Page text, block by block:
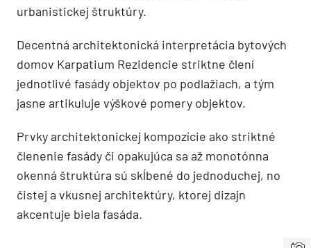
urbanistickej štruktúry.
Decentná architektonická interpretácia bytových
domov Karpatium Rezidencie striktne člení
jednotlivé fasády objektov po podlažiach, a tým
jasne artikuluje výškové pomery objektov.
Prvky architektonickej kompozície ako striktné
členenie fasády či opakujúca sa až monotónna
okenná štruktúra sú skĺbené do jednoduchej, no
čistej a vkusnej architektúry, ktorej dizajn
akcentuje biela fasáda.